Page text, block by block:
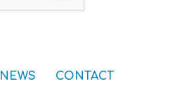
NEWS CONTACT